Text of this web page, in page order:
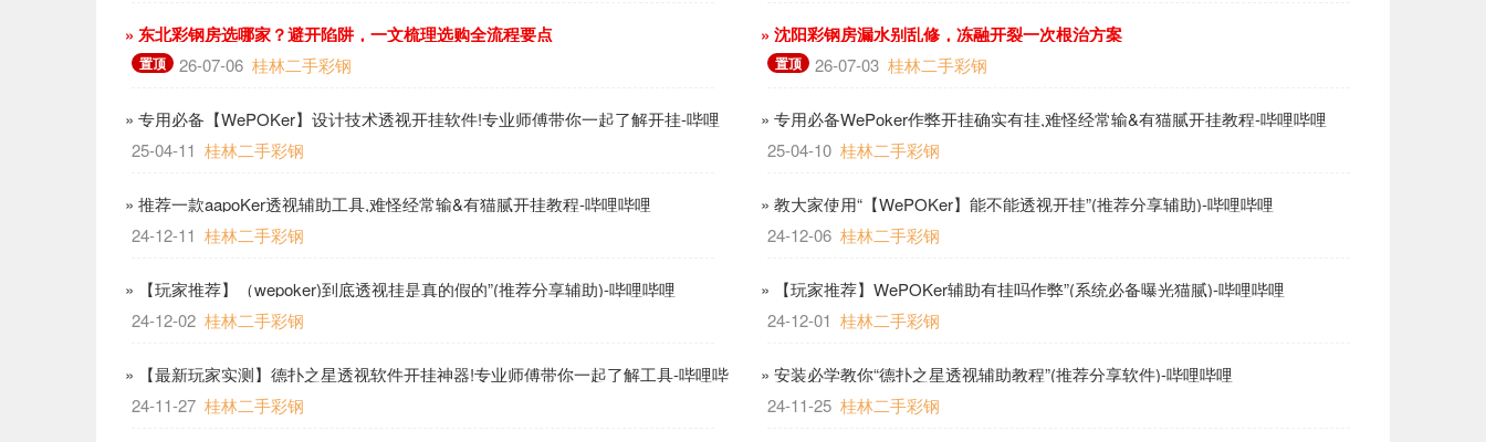
» 东北彩钢房选哪家？避开陷阱，一文梳理选购全流程要点
置顶 26-07-06 桂林二手彩钢
» 沈阳彩钢房漏水别乱修，冻融开裂一次根治方案
置顶 26-07-03 桂林二手彩钢
» 专用必备【WePOKer】设计技术透视开挂软件!专业师傅带你一起了解开挂-哔哩
25-04-11 桂林二手彩钢
» 专用必备WePoker作弊开挂确实有挂,难怪经常输&有猫腻开挂教程-哔哩哔哩
25-04-10 桂林二手彩钢
» 推荐一款aapoKer透视辅助工具,难怪经常输&有猫腻开挂教程-哔哩哔哩
24-12-11 桂林二手彩钢
» 教大家使用“【WePOKer】能不能透视开挂”(推荐分享辅助)-哔哩哔哩
24-12-06 桂林二手彩钢
» 【玩家推荐】（wepoker)到底透视挂是真的假的”(推荐分享辅助)-哔哩哔哩
24-12-02 桂林二手彩钢
» 【玩家推荐】WePOKer辅助有挂吗作弊”(系统必备曝光猫腻)-哔哩哔哩
24-12-01 桂林二手彩钢
» 【最新玩家实测】德扑之星透视软件开挂神器!专业师傅带你一起了解工具-哔哩哔
24-11-27 桂林二手彩钢
» 安装必学教你“德扑之星透视辅助教程”(推荐分享软件)-哔哩哔哩
24-11-25 桂林二手彩钢